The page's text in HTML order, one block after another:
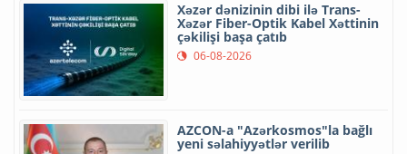
Xəzər dənizinin dibi ilə Trans-
Xəzər Fiber-Optik Kabel Xəttinin
çəkilişi başa çatıb
06-08-2026
AZCON-a "Azərkosmos"la bağlı
yeni səlahiyyətlər verilib